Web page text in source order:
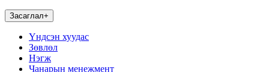
Засаглал+
Үндсэн хуудас
Зөвлөл
Нэгж
Чанарын менежмент